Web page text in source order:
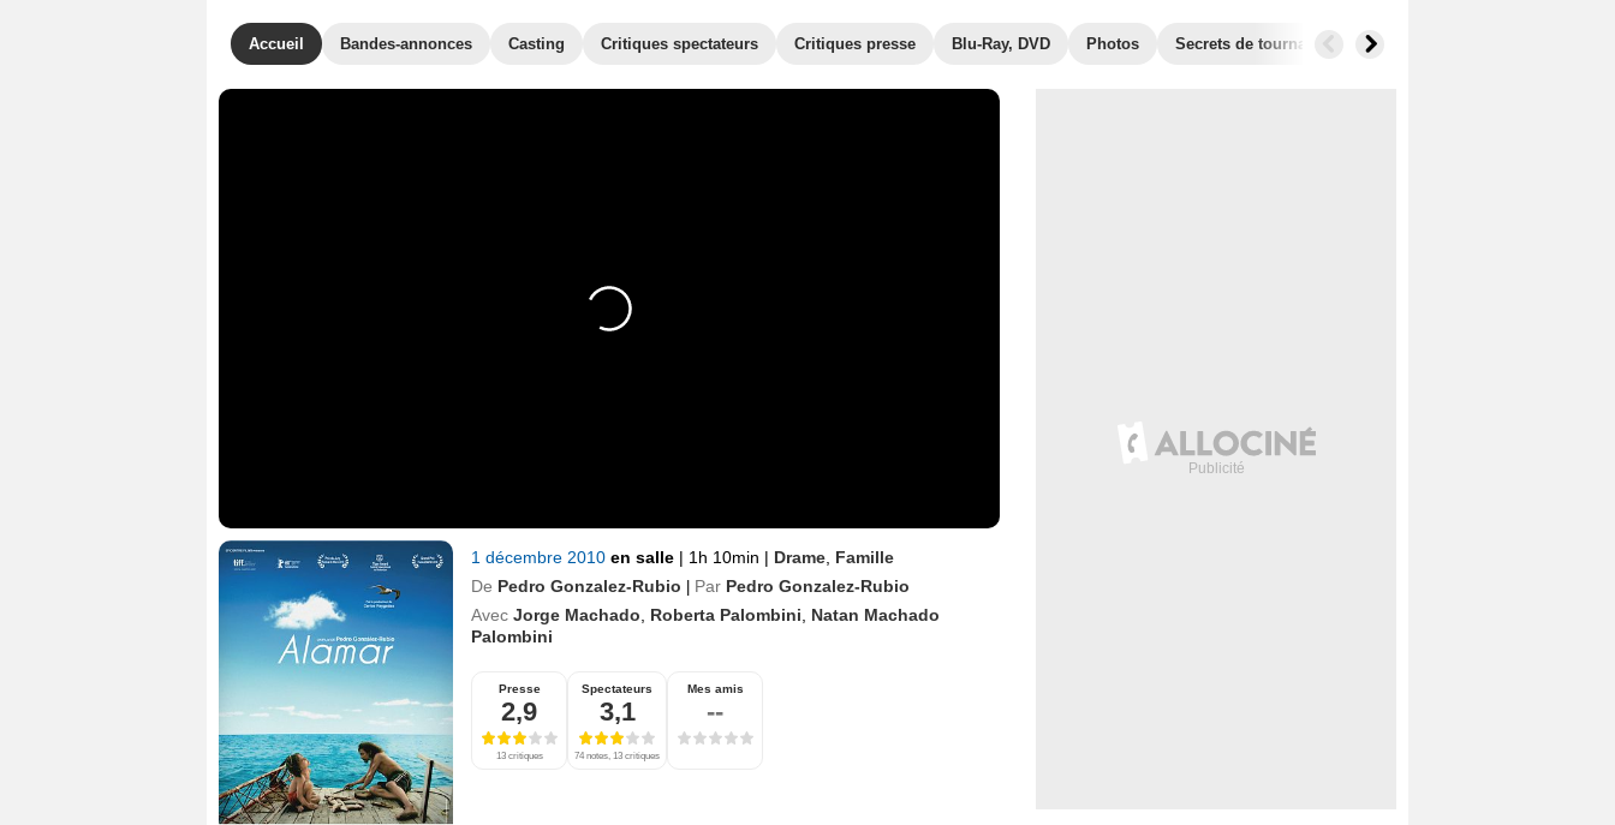
Accueil Bandes-annonces Casting Critiques spectateurs Critiques presse Blu-Ray, DVD Photos Secrets de tournage Box Office
1 décembre 2010 en salle | 1h 10min | Drame Famille
De Pedro Gonzalez-Rubio | Par Pedro Gonzalez-Rubio
Avec Jorge Machado Roberta Palombini
Natan Machado
Palombini
Presse
2,9
13 critiques
Spectateurs
3,1
74 notes, 13 critiques
Mes amis
--